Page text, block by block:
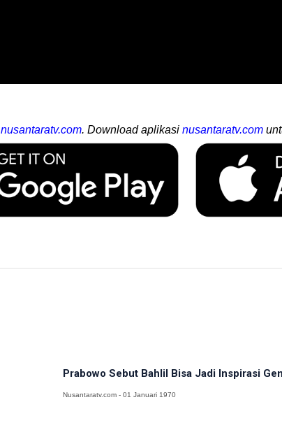
nusantaratv.com. Download aplikasi nusantaratv.com
Prabowo Sebut Bahlil Bisa Jadi Inspirasi
Nusantaratv.com - 01 Januari 1970